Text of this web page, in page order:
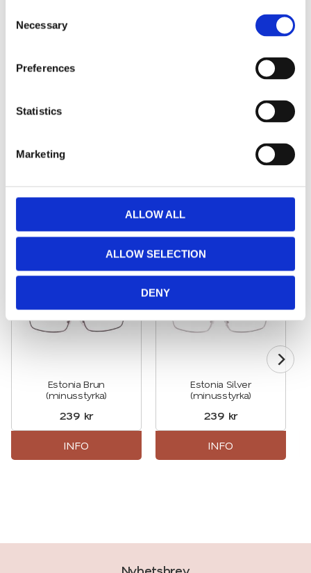
Necessary
Preferences
Statistics
Marketing
ALLOW ALL
ALLOW SELECTION
DENY
140
19 gram
Vikt inkl. fodral
44 gram
Klicka här för att se hur vi mäter läsglasögonen....
Relaterade produkter
Estonia Brun
(minusstyrka)
239 kr
Lägg till i favoriter
INFO
Estonia Silver
(minusstyrka)
239 kr
Lägg
INFO